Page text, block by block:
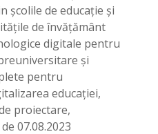
școlile de educație și
de învățământ
digitale pentru
și
pentru
educației,
proiectare,
07.08.2023